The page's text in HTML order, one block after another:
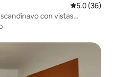
Calificación
5.0 (36)
con vistas